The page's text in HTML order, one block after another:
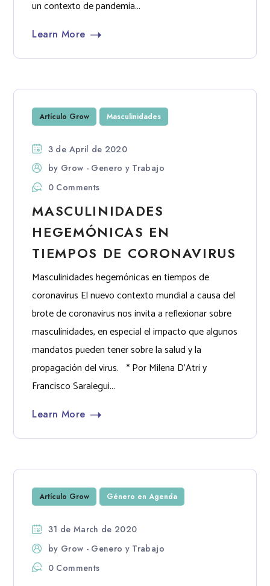
un contexto de pandemia...
Learn More
Artículo Grow Masculinidades
3 de April de 2020
by Grow - Genero y Trabajo
0 Comments
MASCULINIDADES
HEGEMÓNICAS EN
TIEMPOS DE CORONAVIRUS
Masculinidades hegemónicas en tiempos de
coronavirus El nuevo contexto mundial a causa del
brote de coronavirus nos invita a reflexionar sobre
masculinidades, en especial el impacto que algunos
mandatos pueden tener sobre la salud y la
propagación del virus. * Por Milena D’Atri y
Francisco Saralegui...
Learn More
Artículo Grow Género en Agenda
31 de March de 2020
by Grow - Genero y Trabajo
0 Comments